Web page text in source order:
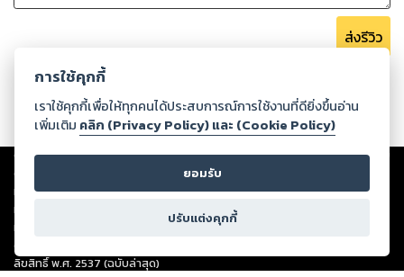
ส่งรีวิว
Copyright ©2026Storylog Co., Ltd. - สตอรี่ล็อกขอสงวนสิทธิ์ไม่รับผิดชอบ
ต่อผลงานหรือเนื้อหาใดที่อัปโหลดผ่านเว็บไซต์และปรากฏว่าละเมิดสิทธิใน
ทรัพย์สินทางปัญญาของบุคคลอื่นหรือขัดต่อกฎหมายและศีลธรรม ดังนั้น ผู้อ่าน
ทุกท่านโปรดใช้วิจารณญาณในการกลั่นกรองด้วยตนเอง และหากท่านพบว่าส่วน
หนึ่งส่วนใดขัดต่อกฎหมายและศีลธรรม กรุณาแจ้งมายังบริษัท เพื่อทีมงานจะได้
ดำเนินการในทันที ทั้งนี้ ทางสตอรี่ล็อกขอสงวนลิขสิทธิ์ตามพระราชบัญญัติ
ลิขสิทธิ์ พ.ศ. 2537 (ฉบับล่าสุด)
การใช้คุกกี้
เราใช้คุกกี้เพื่อให้ทุกคนได้ประสบการณ์การใช้งานที่ดียิ่งขึ้นอ่าน
เพิ่มเติม คลิก (Privacy Policy) และ (Cookie Policy)
ยอมรับ
ปรับแต่งคุกกี้